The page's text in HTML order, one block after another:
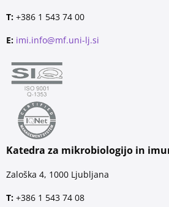
T: +386 1 543 74 00
E: imi.info@mf.uni-lj.si
Katedra za mikrobiologijo in
Zaloška 4, 1000 Ljubljana
T: +386 1 543 74 08